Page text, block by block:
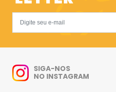
SIGA-NOS
NO INSTAGRAM